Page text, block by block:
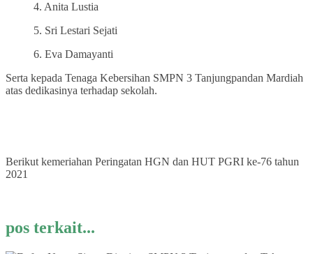
4. Anita Lustia
5. Sri Lestari Sejati
6. Eva Damayanti
Serta kepada Tenaga Kebersihan SMPN 3 Tanjungpandan Mardiah
atas dedikasinya terhadap sekolah.
Berikut kemeriahan Peringatan HGN dan HUT PGRI ke-76 tahun
2021
pos terkait...